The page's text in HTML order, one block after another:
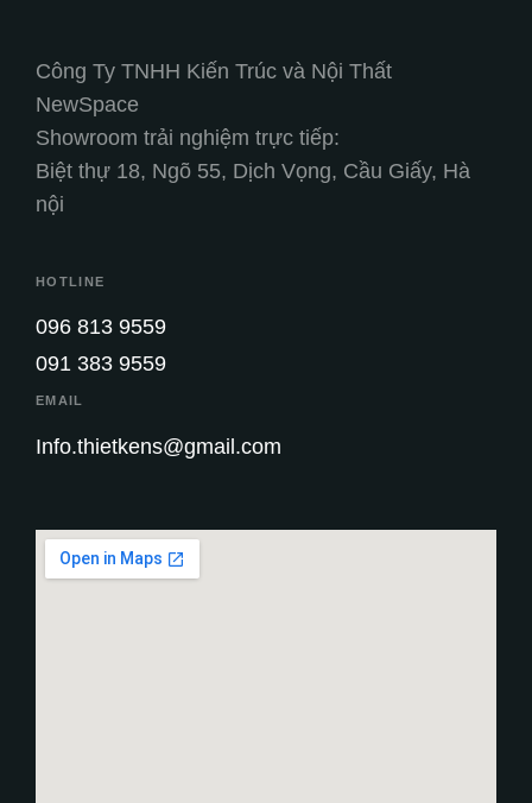
Công Ty TNHH Kiến Trúc và Nội Thất
NewSpace
Showroom trải nghiệm trực tiếp:
Biệt thự 18, Ngõ 55, Dịch Vọng, Cầu Giấy, Hà
nội
HOTLINE
096 813 9559
091 383 9559
EMAIL
Info.thietkens@gmail.com